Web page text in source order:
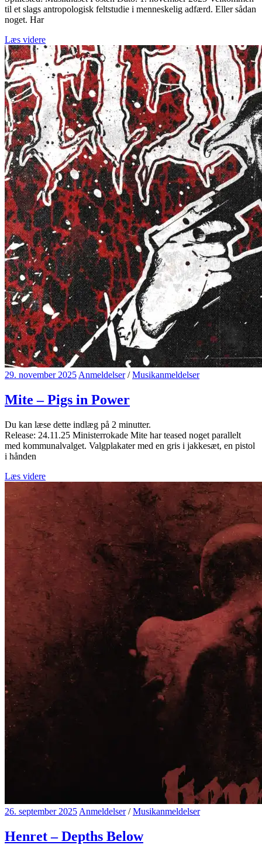
til et slags antropologisk feltstudie i menneskelig adfærd. Eller sådan
noget. Har
Læs videre
29. november 2025 Anmeldelser/Musikanmeldelser
Mite – Pigs in Power
Du kan læse dette indlæg på 2 minutter.
Release: 24.11.25 Ministerrokade Mite har teased noget parallelt
med kommunalvalget. Valgplakater med en gris i jakkesæt, en pistol
i hånden
Læs videre
26. september 2025 Anmeldelser/Musikanmeldelser
Henret – Depths Below